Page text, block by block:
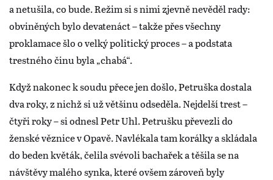
a netušila, co bude. Režim si s nimi zjevně nevěděl rady:
obviněných bylo devatenáct – takže přes všechny
proklamace šlo o velký politický proces – a podstata
trestného činu byla „chabá“.
Když nakonec k soudu přece jen došlo, Petruška dostala
dva roky, z nichž si už většinu odseděla. Nejdelší trest –
čtyři roky – si odnesl Petr Uhl. Petrušku převezli do
ženské věznice v Opavě. Navlékala tam korálky a skládala
do beden květák, čelila svévoli bachařek a těšila se na
návštěvy malého synka, které ovšem zároveň byly